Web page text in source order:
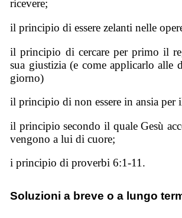
ricevere;
il principio di essere zelanti nelle
il principio di cercare per primo il
sua giustizia (e come applicarlo alle
giorno)
il principio di non essere in ansia per
il principio secondo il quale Gesù
vengono a lui di cuore;
i principio di proverbi 6:1-11.
Soluzioni a breve o a lungo